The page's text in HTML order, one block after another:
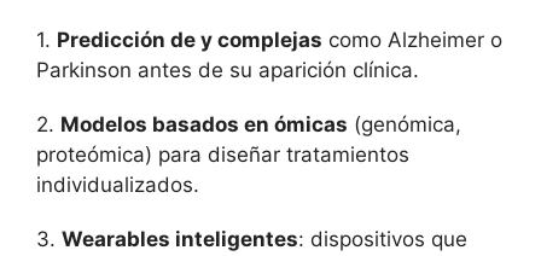
1. Predicción de y complejas como Alzheimer o
Parkinson antes de su aparición clínica.
2. Modelos basados en ómicas (genómica,
proteómica) para diseñar tratamientos
individualizados.
3. Wearables inteligentes: dispositivos que